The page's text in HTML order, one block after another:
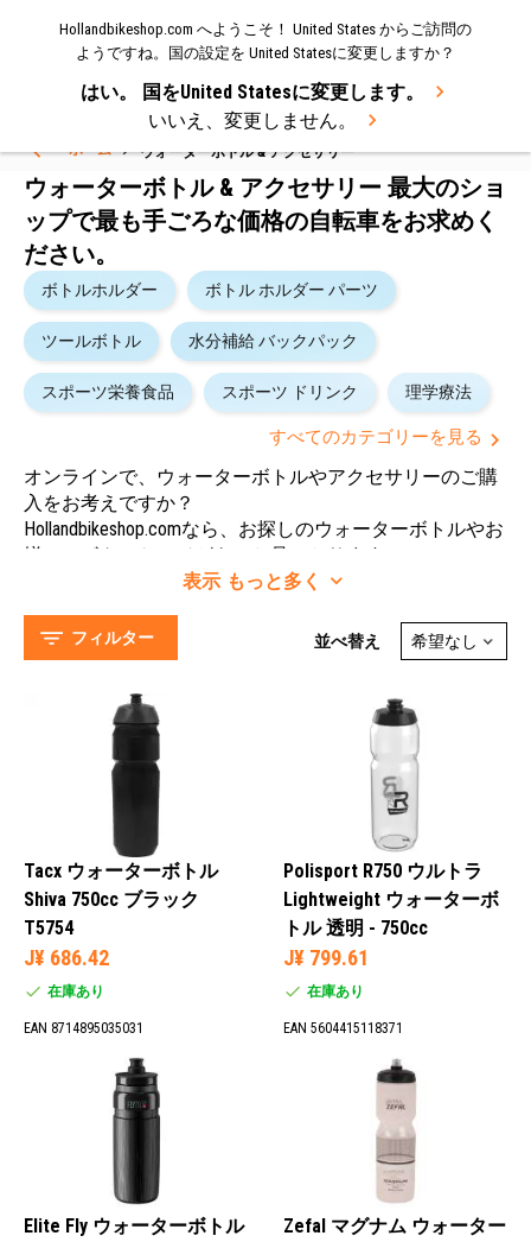
Hollandbikeshop.com へようこそ！ United States からご訪問の
ようですね。国の設定を United Statesに変更しますか？
はい。 国をUnited Statesに変更します。
いいえ、変更しません。
ホーム ウォーターボトル & アクセサリー
Camelbak (201)
TACX (34)
1.2 リットル (8)
0.295 リットル (1)
ベージュ (3)
ブルー (66)
ブラウン (1)
クリーム (2)
ウォーターボトル & アクセサリー 最大のショ
ップで最も手ごろな価格の自転車をお求めく
ださい。
ボトルホルダー ボトル ホルダー パーツ
ツールボトル 水分補給 バックパック
スポーツ栄養食品 スポーツ ドリンク 理学療法
すべてのカテゴリーを見る
オンラインで、ウォーターボトルやアクセサリーのご購
入をお考えですか？
Hollandbikeshop.comなら、お探しのウォーターボトルやお
揃いのボトルケージがきっと見つかります！
走行中は水分補給が大切です。Hollandbikeshop.comでは、
ターボトルや水分補給パックを提供しています。もちろ
ん、水分を十分に摂取すること以外に、適切な栄養補給
ん。当ショップでは、まさにこの目的のために、各種ス
ポーツ栄養食品、スポーツドリンク、ボディケア製品を
取り揃えています。
Hollandbikeshop.comの広範で多様なウォータボトルレンジ
から、お好みのウォーターボトル、ボトルケージ、その
他の製品をお選びいただけます。
表示 もっと多く
フィルター 並べ替え
Tacx ウォーターボトル
Shiva 750cc ブラック
T5754
J¥ 686.42
在庫あり
EAN 8714895035031
Polisport R750 ウルトラ
Lightweight ウォーターボ
トル 透明 - 750cc
J¥ 799.61
在庫あり
EAN 5604415118371
Elite Fly ウォーターボトル
Zefal マグナム ウォーター